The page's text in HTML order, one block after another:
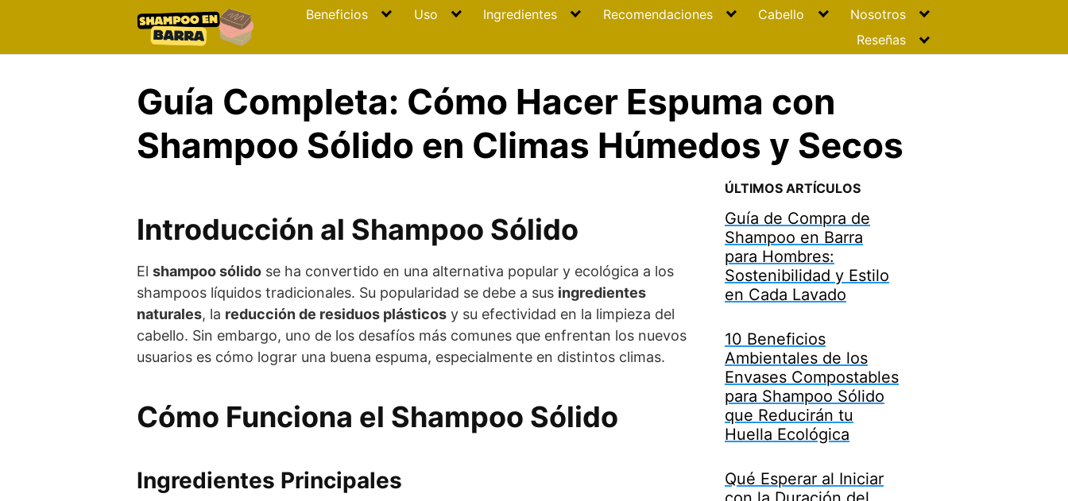
Beneficios Uso Ingredientes Recomendaciones Cabello
Nosotros
Reseñas
Guía Completa: Cómo Hacer Espuma con
Shampoo Sólido en Climas Húmedos y Secos
Introducción al Shampoo Sólido
El shampoo sólido se ha convertido en una alternativa popular y ecológica a los
shampoos líquidos tradicionales. Su popularidad se debe a sus ingredientes
naturales, la reducción de residuos plásticos y su efectividad en la limpieza del
cabello. Sin embargo, uno de los desafíos más comunes que enfrentan los nuevos
usuarios es cómo lograr una buena espuma, especialmente en distintos climas.
Cómo Funciona el Shampoo Sólido
Ingredientes Principales
ÚLTIMOS ARTÍCULOS
Guía de Compra de
Shampoo en Barra
para Hombres:
Sostenibilidad y Estilo
en Cada Lavado
10 Beneficios
Ambientales de los
Envases Compostables
para Shampoo Sólido
que Reducirán tu
Huella Ecológica
Qué Esperar al Iniciar